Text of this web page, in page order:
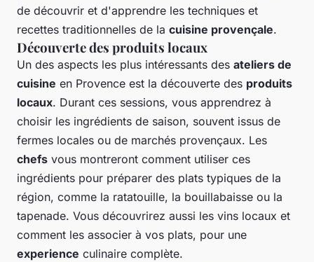
de découvrir et d'apprendre les techniques et
recettes traditionnelles de la cuisine provençale.
Découverte des produits locaux
Un des aspects les plus intéressants des ateliers de
cuisine en Provence est la découverte des produits
locaux. Durant ces sessions, vous apprendrez à
choisir les ingrédients de saison, souvent issus de
fermes locales ou de marchés provençaux. Les
chefs vous montreront comment utiliser ces
ingrédients pour préparer des plats typiques de la
région, comme la ratatouille, la bouillabaisse ou la
tapenade. Vous découvrirez aussi les vins locaux et
comment les associer à vos plats, pour une
experience culinaire complète.